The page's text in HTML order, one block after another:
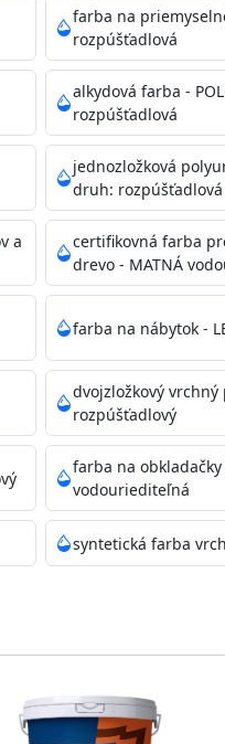
alebo pri relatívnej
na bezpečnú
prachu, mastnoty,
light putty a
5°C až 25°C
farba na
rozpúšťadlová
alkydová farba -
rozpúšťadlová
jednozložková
druh: rozpúšťadlová
a
certifikovná farba
drevo - MATNÁ
farba na nábytok -
dvojzložkový vrchný
rozpúšťadlový
farba na obkladačky
vodouriediteľná
syntetická farba